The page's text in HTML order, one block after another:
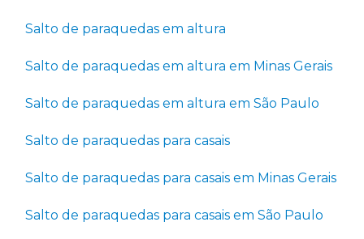
Salto de paraquedas em altura
Salto de paraquedas em altura em Minas Gerais
Salto de paraquedas em altura em São Paulo
Salto de paraquedas para casais
Salto de paraquedas para casais em Minas Gerais
Salto de paraquedas para casais em São Paulo